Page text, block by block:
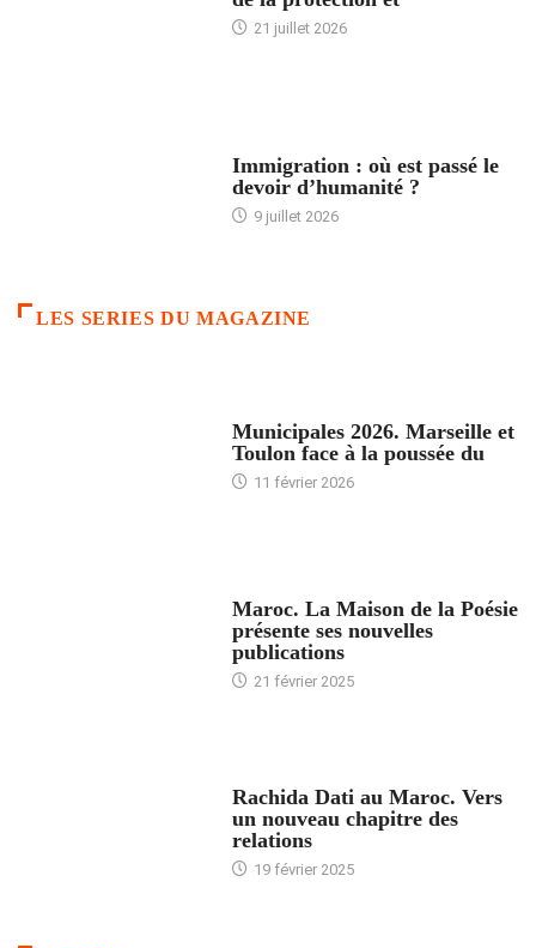
21 juillet 2026
Immigration : où est passé le
devoir d’humanité ?
9 juillet 2026
LES SERIES DU MAGAZINE
Municipales 2026. Marseille et
Toulon face à la poussée du
11 février 2026
Maroc. La Maison de la Poésie
présente ses nouvelles
publications
21 février 2025
Rachida Dati au Maroc. Vers
un nouveau chapitre des
relations
19 février 2025